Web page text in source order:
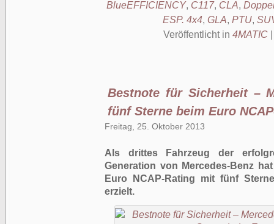
BlueEFFICIENCY, C117, CLA,
ESP. 4x4, GLA, PTU,
Veröffentlicht in 4MATIC
Bestnote für Sicherheit –
fünf Sterne beim Euro
Freitag, 25. Oktober 2013
Als drittes Fahrzeug der
Generation von Mercedes-Benz
Euro NCAP-Rating mit fünf
erzielt.